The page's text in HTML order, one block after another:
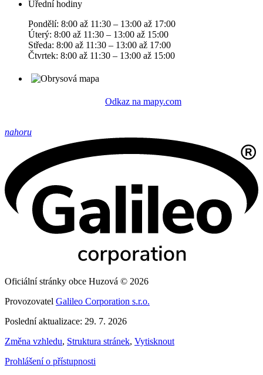
Úřední hodiny
Pondělí: 8:00 až 11:30 – 13:00 až 17:00
Úterý: 8:00 až 11:30 – 13:00 až 15:00
Středa: 8:00 až 11:30 – 13:00 až 17:00
Čtvrtek: 8:00 až 11:30 – 13:00 až 15:00
Odkaz na mapy.com
nahoru
Oficiální stránky obce Huzová © 2026
Provozovatel Galileo Corporation s.r.o.
Poslední aktualizace: 29. 7. 2026
Změna vzhledu, Struktura stránek, Vytisknout
Prohlášení o přístupnosti